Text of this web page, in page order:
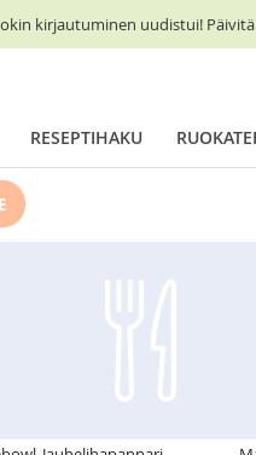
kirjautuminen uudistui!
RESEPTIHAKU